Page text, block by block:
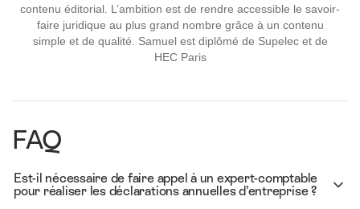
contenu éditorial. L’ambition est de rendre accessible le savoir-
faire juridique au plus grand nombre grâce à un contenu
simple et de qualité. Samuel est diplômé de Supelec et de
HEC Paris
FAQ
Est-il nécessaire de faire appel à un expert-comptable
pour réaliser les déclarations annuelles d’entreprise ?